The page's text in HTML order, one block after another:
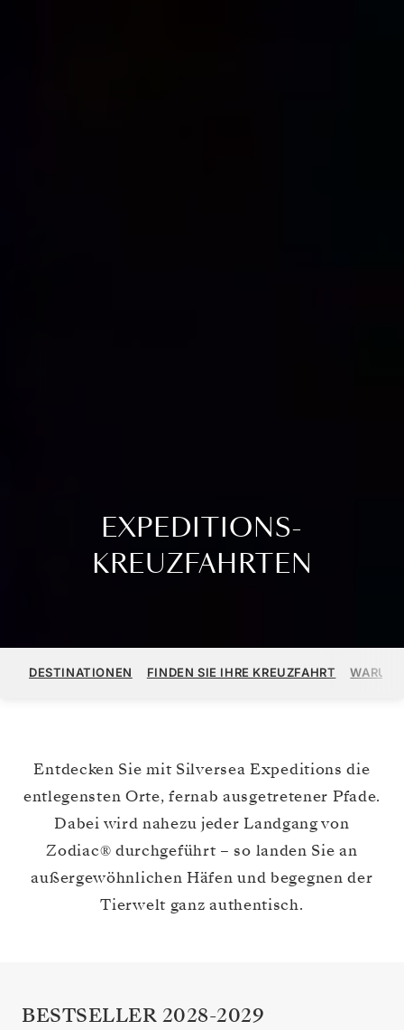
EXPEDITIONS-
KREUZFAHRTEN
DESTINATIONEN FINDEN SIE IHRE KREUZFAHRT WARUM
Entdecken Sie mit Silversea Expeditions die
entlegensten Orte, fernab ausgetretener Pfade.
Dabei wird nahezu jeder Landgang von
Zodiac® durchgeführt – so landen Sie an
außergewöhnlichen Häfen und begegnen der
Tierwelt ganz authentisch.
BESTSELLER 2028-2029